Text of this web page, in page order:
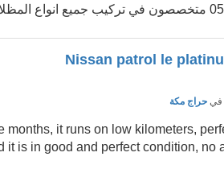
والس...
فيحراج مكة
months, it runs on low kilometers,
it is in good and perfect condition, no